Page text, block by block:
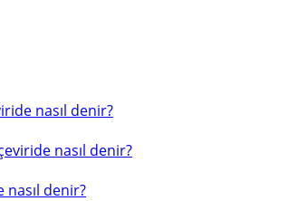
nasıl denir?
nasıl denir?
denir?